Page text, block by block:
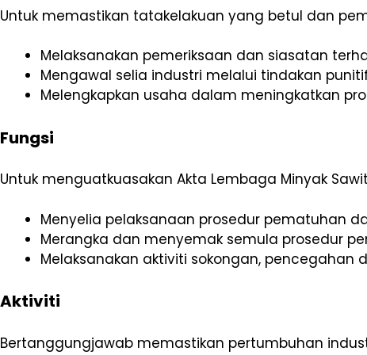
Untuk memastikan tatakelakuan yang betul dan
Melaksanakan pemeriksaan dan siasatan
Mengawal selia industri melalui tindakan
Melengkapkan usaha dalam meningkatkan
Fungsi
Untuk menguatkuasakan Akta Lembaga Minyak
Menyelia pelaksanaan prosedur pematuhan
Merangka dan menyemak semula prosedur
Melaksanakan aktiviti sokongan, pencegahan
Aktiviti
Bertanggungjawab memastikan pertumbuhan